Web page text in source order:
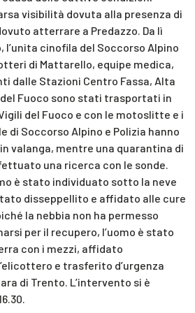
visibilità dovuta alla presenza di
atterrare a Predazzo. Da lì
cinofila del Soccorso Alpino
di Mattarello, equipe medica,
dalle Stazioni Centro Fassa, Alta
del Fuoco sono stati trasportati in
del Fuoco e con le motoslitte e i
di Soccorso Alpino e Polizia hanno
valanga, mentre una quarantina di
una ricerca con le sonde.
è stato individuato sotto la neve
disseppellito e affidato alle cure
la nebbia non ha permesso
per il recupero, l’uomo è stato
con i mezzi, affidato
e trasferito d’urgenza
di Trento. L’intervento si è